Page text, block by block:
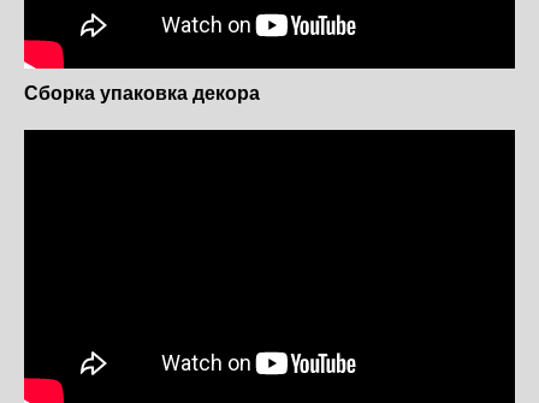
Сборка упаковка декора